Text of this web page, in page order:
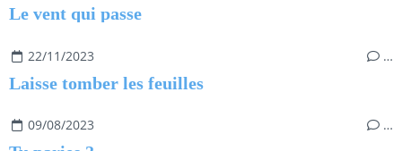
Le vent qui passe
22/11/2023 …
Laisse tomber les feuilles
09/08/2023 …